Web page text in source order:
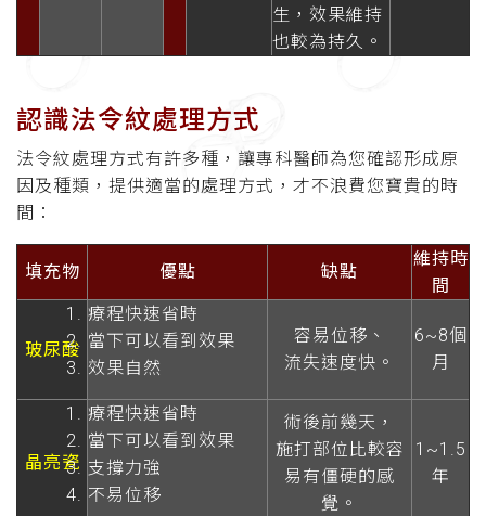
生，效果維持
也較為持久。
認識法令紋處理方式
法令紋處理方式有許多種，讓專科醫師為您確認形成原
因及種類，提供適當的處理方式，才不浪費您寶貴的時
間：
填充物 優點 缺點
維持時
間
玻尿酸
療程快速省時
當下可以看到效果
效果自然
容易位移、
流失速度快。
6~8個
月
晶亮瓷
療程快速省時
當下可以看到效果
支撐力強
不易位移
術後前幾天，
施打部位比較容
易有僵硬的感
覺。
1~1.5
年